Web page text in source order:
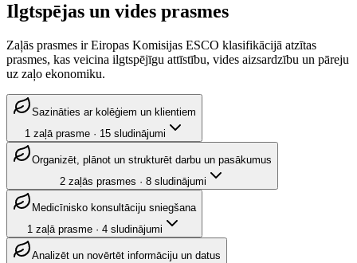
Ilgtspējas un vides prasmes
Zaļās prasmes ir Eiropas Komisijas ESCO klasifikācijā atzītas
prasmes, kas veicina ilgtspējīgu attīstību, vides aizsardzību un pāreju
uz zaļo ekonomiku.
Sazināties ar kolēģiem un klientiem
1 zaļā prasme· 15 sludinājumi
Organizēt, plānot un strukturēt darbu un pasākumus
2 zaļās prasmes · 8 sludinājumi
Medicīnisko konsultāciju sniegšana
1 zaļā prasme · 4 sludinājumi
Analizēt un novērtēt informāciju un datus